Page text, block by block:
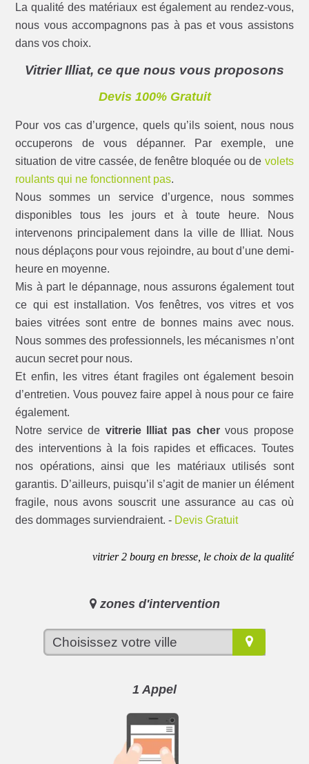
La qualité des matériaux est également au rendez-vous,
nous vous accompagnons pas à pas et vous assistons
dans vos choix.
Vitrier Illiat, ce que nous vous proposons
Devis 100% Gratuit
Pour vos cas d’urgence, quels qu’ils soient, nous nous
occuperons de vous dépanner. Par exemple, une
situation de vitre cassée, de fenêtre bloquée ou de volets
roulants qui ne fonctionnent pas.
Nous sommes un service d’urgence, nous sommes
disponibles tous les jours et à toute heure. Nous
intervenons principalement dans la ville de Illiat. Nous
nous déplaçons pour vous rejoindre, au bout d’une demi-
heure en moyenne.
Mis à part le dépannage, nous assurons également tout
ce qui est installation. Vos fenêtres, vos vitres et vos
baies vitrées sont entre de bonnes mains avec nous.
Nous sommes des professionnels, les mécanismes n’ont
aucun secret pour nous.
Et enfin, les vitres étant fragiles ont également besoin
d’entretien. Vous pouvez faire appel à nous pour ce faire
également.
Notre service de vitrerie Illiat pas chervous propose
des interventions à la fois rapides et efficaces. Toutes
nos opérations, ainsi que les matériaux utilisés sont
garantis. D’ailleurs, puisqu’il s’agit de manier un élément
fragile, nous avons souscrit une assurance au cas où
des dommages surviendraient. - Devis Gratuit
vitrier 2 bourg en bresse, le choix de la qualité
zones d'intervention
1 Appel